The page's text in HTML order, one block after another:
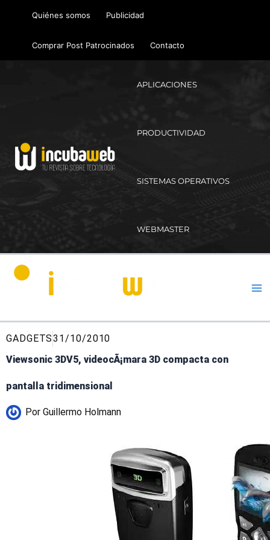
Quiénes somos Publicidad
Comprar Post Patrocinados Contacto
APLICACIONES
PRODUCTIVIDAD
SISTEMAS OPERATIVOS
WEBMASTER
GADGETS31/10/2010
Viewsonic 3DV5, videocÃ¡mara 3D compacta con
pantalla tridimensional
Por Guillermo Holmann